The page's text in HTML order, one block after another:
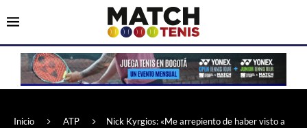
Inicio ATP
Nick Kyrgios: «Me arrepiento de haber visto a